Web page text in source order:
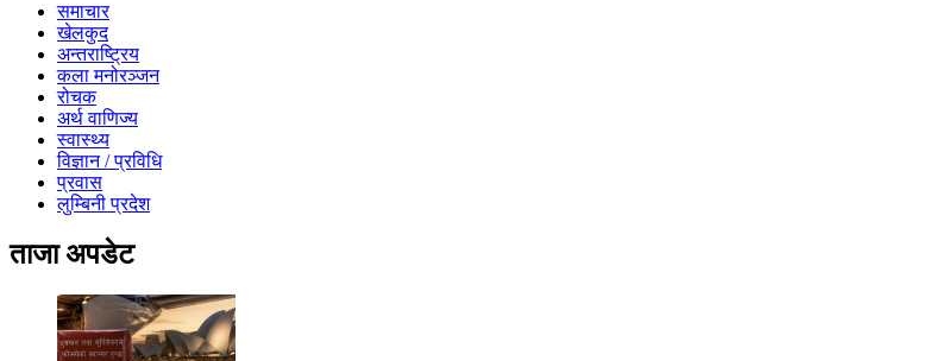
समाचार
खेलकुद
अन्तराष्ट्रिय
कला मनोरञ्जन
रोचक
अर्थ वाणिज्य
स्वास्थ्य
विज्ञान / प्रविधि
प्रवास
लुम्बिनी प्रदेश
ताजा अपडेट